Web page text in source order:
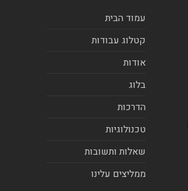
עמוד הבית
קטלוג עבודות
אודות
בלוג
הדרכות
טכנולוגיות
שאלות ותשובות
ממליצים עלינו